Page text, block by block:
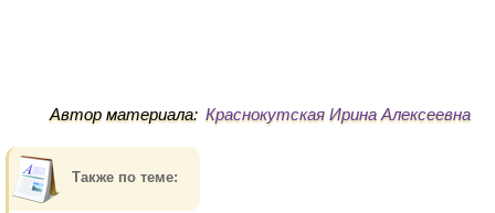
Автор материала: Краснокутская Ирина Алексеевна
Также по теме: